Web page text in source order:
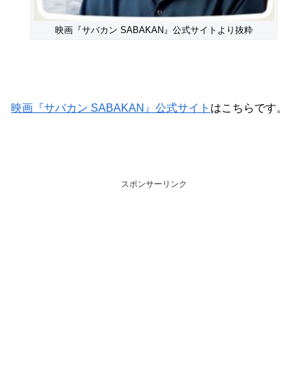
映画『サバカン SABAKAN』公式サイトより抜粋
映画『サバカン SABAKAN』公式サイト はこちらです。
スポンサーリンク